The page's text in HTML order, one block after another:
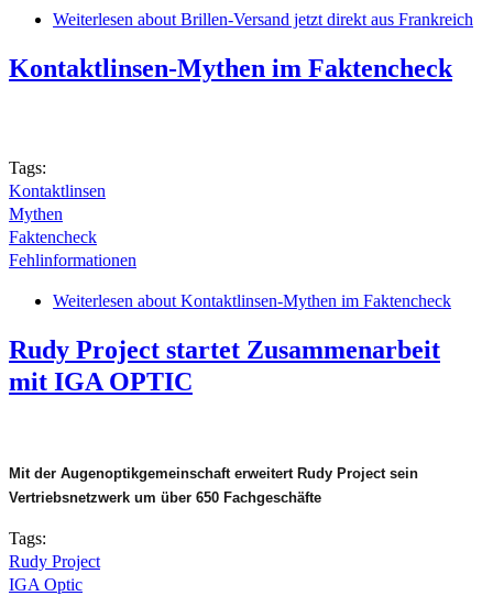
Weiterlesen about Brillen-Versand jetzt direkt aus Frankreich
Kontaktlinsen-Mythen im Faktencheck
Tags:
Kontaktlinsen
Mythen
Faktencheck
Fehlinformationen
Weiterlesen about Kontaktlinsen-Mythen im Faktencheck
Rudy Project startet Zusammenarbeit
mit IGA OPTIC
Mit der Augenoptikgemeinschaft erweitert Rudy Project sein
Vertriebsnetzwerk um über 650 Fachgeschäfte
Tags:
Rudy Project
IGA Optic